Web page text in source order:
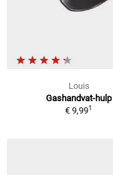
Louis
Gashandvat-hulp
€ 9,991